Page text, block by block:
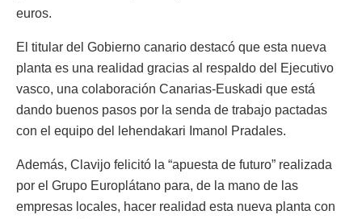
euros.
El titular del Gobierno canario destacó que esta nueva
planta es una realidad gracias al respaldo del Ejecutivo
vasco, una colaboración Canarias-Euskadi que está
dando buenos pasos por la senda de trabajo pactadas
con el equipo del lehendakari Imanol Pradales.
Además, Clavijo felicitó la “apuesta de futuro” realizada
por el Grupo Europlátano para, de la mano de las
empresas locales, hacer realidad esta nueva planta con